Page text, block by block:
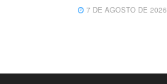
7 DE AGOSTO DE 2026